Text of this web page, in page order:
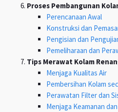
Proses Pembangunan
Perencanaan Awal
Konstruksi dan
Pengisian dan
Pemeliharaan dan
Tips Merawat Kolam
Menjaga Kualitas Air
Pembersihan Kolam
Perawatan Filter dan
Menjaga Keamanan